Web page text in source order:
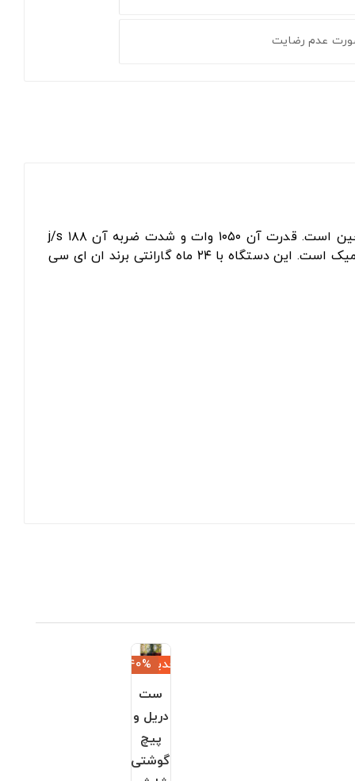
عدم رضایت
محصول برند ان ای سی - NEC ساخت کشور چین است. قدرت آن ۱۰۵۰ وات و شدت ضربه آن ۱۸۸ j/s
برقی از آلیاژ کروم تیتانیوم برای تولید چرخ دنده ها استفاده می‌کند، کیفیت آن HPP و دارای طراحی ارگونومیک است. این دستگاه با ۲۴ ماه گارانتی برند ان ای سی
جدید‎−40%
ست
دریل و
پیچ
گوشتی